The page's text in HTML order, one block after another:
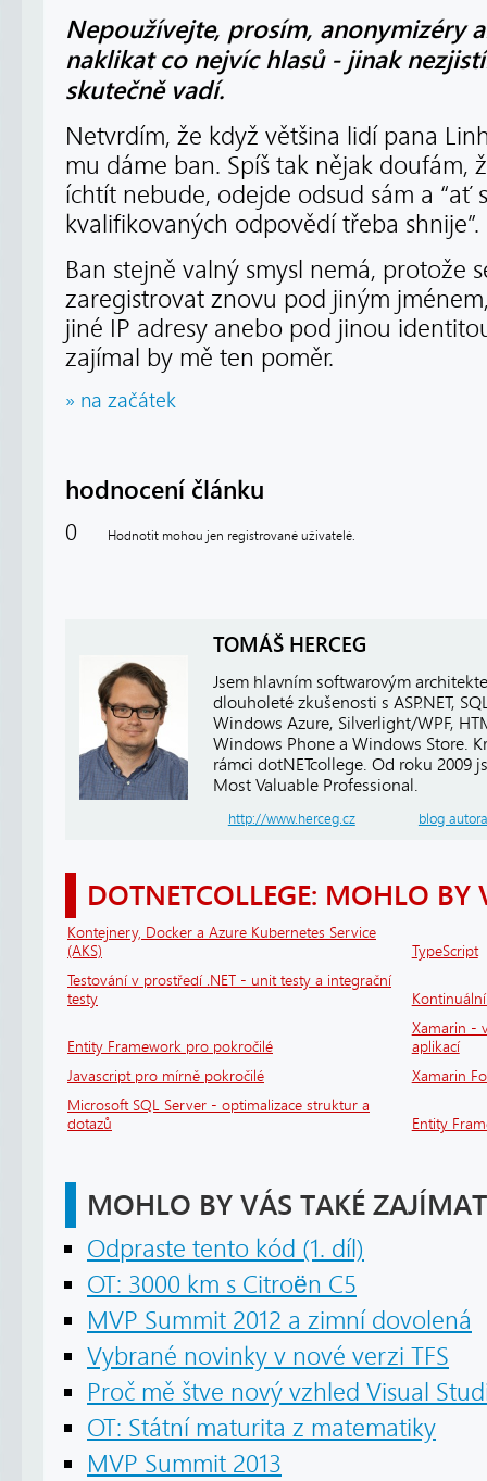
Nepoužívejte, prosím, anonymizéry
naklikat co nejvíc hlasů - jinak
skutečně vadí.
Netvrdím, že když většina lidí pana
mu dáme ban. Spíš tak nějak doufám,
íchtít nebude, odejde odsud sám a “ať
kvalifikovaných odpovědí třeba shnije”.
Ban stejně valný smysl nemá, protože
zaregistrovat znovu pod jiným
jiné IP adresy anebo pod jinou
zajímal by mě ten poměr.
» na začátek
hodnocení článku
0 Hodnotit mohou jen registrované uživatelé.
TOMÁŠ HERCEG
Jsem hlavním softwarovým
dlouholeté zkušenosti s ASP.NET,
Windows Azure, Silverlight/WPF,
Windows Phone a Windows Store.
rámci dotNETcollege. Od roku 2009
Most Valuable Professional.
http://www.herceg.cz blog autora
DOTNETCOLLEGE: MOHLO BY
Kontejnery, Docker a Azure Kubernetes Service
(AKS)
TypeScript
Testování v prostředí .NET - unit testy a integrační
testy
Entity Framework pro pokročilé
Xamarin -
aplikací
Javascript pro mírně pokročilé
Xamarin
Microsoft SQL Server - optimalizace struktur a
dotazů
Entity
MOHLO BY VÁS TAKÉ ZAJÍMAT
Odpraste tento kód (1. díl)
OT: 3000 km s Citroën C5
MVP Summit 2012 a zimní dovolená
Vybrané novinky v nové verzi TFS
Proč mě štve nový vzhled Visual
OT: Státní maturita z matematiky
MVP Summit 2013